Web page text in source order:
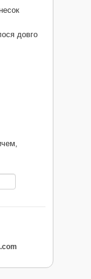
довго